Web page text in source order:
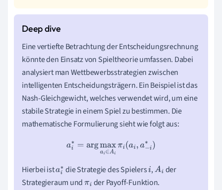
Eine vertiefte Betrachtung der Entscheidungsrechnung
könnte den Einsatz von Spieltheorie umfassen. Dabei
analysiert man Wettbewerbsstrategien zwischen
intelligenten Entscheidungsträgern. Ein Beispiel ist das
Nash-Gleichgewicht, welches verwendet wird, um eine
stabile Strategie in einem Spiel zu bestimmen. Die
mathematische Formulierung sieht wie folgt aus:
ai∗ =argmaxai∈Aiπi(ai,a−i∗
Hierbei istai
∗
die Strategie des Spielersi,Ai der
Strategieraum undπi der Payoff-Funktion.